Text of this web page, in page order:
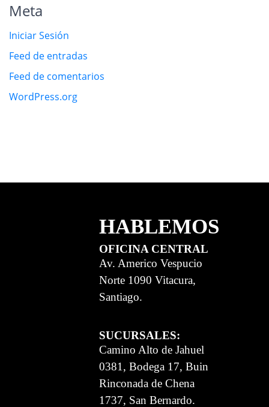
Meta
Iniciar Sesión
Feed de entradas
Feed de comentarios
WordPress.org
HABLEMOS
OFICINA CENTRAL
Av. Americo Vespucio
Norte 1090 Vitacura,
Santiago.
SUCURSALES:
Camino Alto de Jahuel
0381, Bodega 17, Buin
Rinconada de Chena
1737, San Bernardo.